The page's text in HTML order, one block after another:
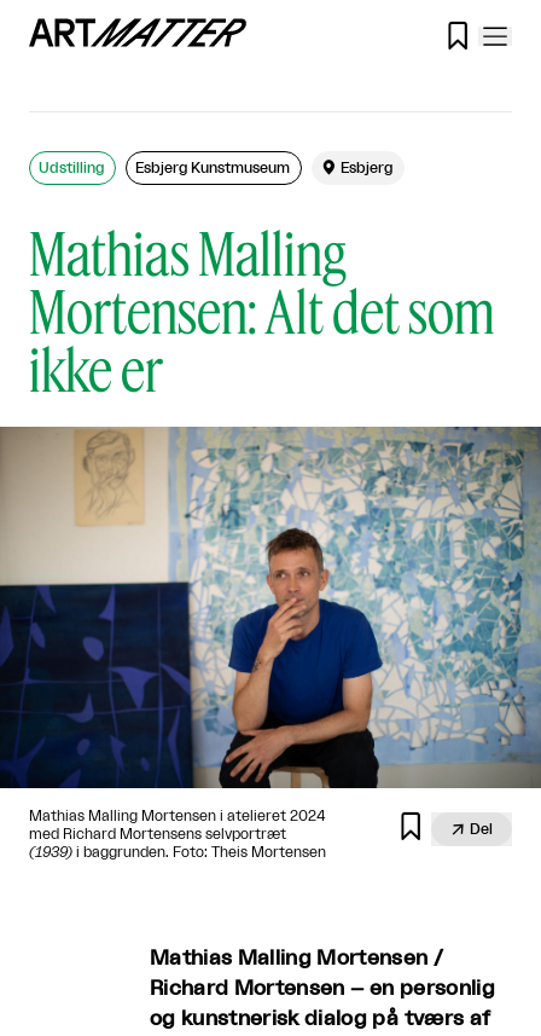

Mathias Malling
Mortensen: Alt det som
ikke er
Udstilling Esbjerg Kunstmuseum  Esbjerg
Mathias Malling Mortensen i atelieret 2024
med Richard Mortensens selvportræt
(1939) i baggrunden. Foto: Theis Mortensen
  Del
Mathias Malling Mortensen /
Richard Mortensen – en personlig
og kunstnerisk dialog på tværs af